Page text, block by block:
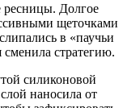
Долгое
щеточками
в «паучьи
стратегию.
силиконовой
наносила от